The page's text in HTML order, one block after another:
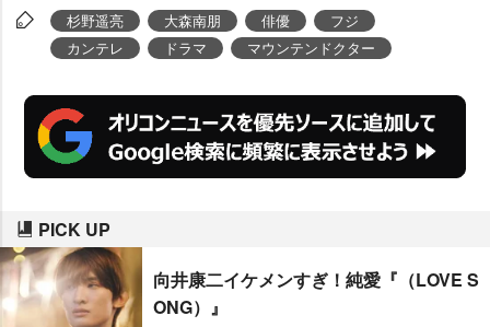
杉野遥亮 大森南朋 俳優
フジ
カンテレ
ドラマ マウンテンドクター
PICK UP
向井康二イケメンすぎ！純愛『（LOVE S
ONG）』